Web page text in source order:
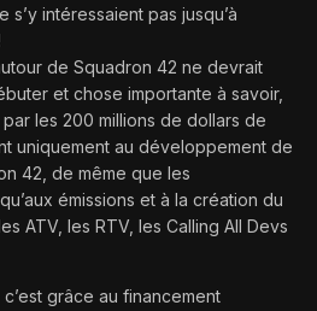
intéressaient pas jusqu’à
de Squadron 42 ne devrait
et chose importante à savoir,
les 200 millions de dollars de
uniquement au développement de
42, de même que les
émissions et à la création du
ATV, les RTV, les Calling All Devs
grâce au financement